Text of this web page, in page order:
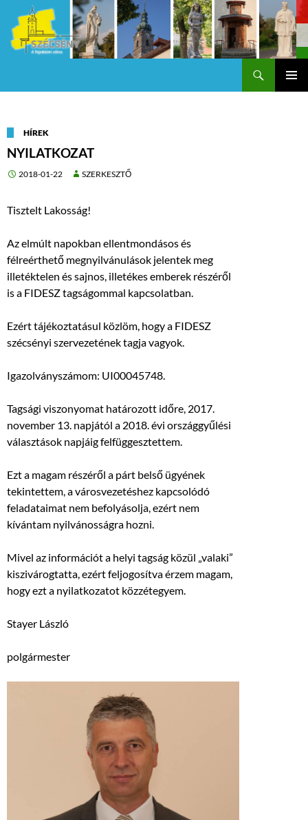
HÍREK
NYILATKOZAT
2018-01-22 SZERKESZTŐ
Tisztelt Lakosság!
Az elmúlt napokban ellentmondásos és
félreérthető megnyilvánulások jelentek meg
illetéktelen és sajnos, illetékes emberek részéről
is a FIDESZ tagságommal kapcsolatban.
Ezért tájékoztatásul közlöm, hogy a FIDESZ
szécsényi szervezetének tagja vagyok.
Igazolványszámom: UI00045748.
Tagsági viszonyomat határozott időre, 2017.
november 13. napjától a 2018. évi országgyűlési
választások napjáig felfüggesztettem.
Ezt a magam részéről a párt belső ügyének
tekintettem, a városvezetéshez kapcsolódó
feladataimat nem befolyásolja, ezért nem
kívántam nyilvánosságra hozni.
Mivel az információt a helyi tagság közül „valaki”
kiszivárogtatta, ezért feljogosítva érzem magam,
hogy ezt a nyilatkozatot közzétegyem.
Stayer László
polgármester